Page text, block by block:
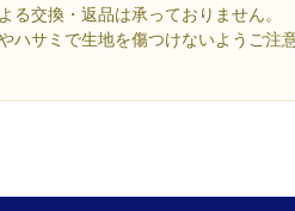
る交換・返品は承っておりません。
ハサミで生地を傷つけないようご注